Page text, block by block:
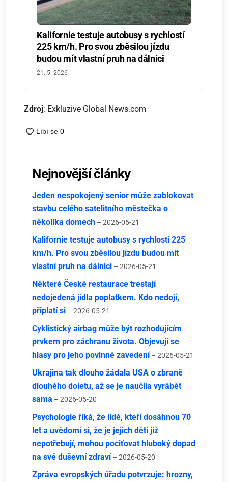
Kalifornie testuje autobusy s rychlostí
225 km/h. Pro svou zběsilou jízdu
budou mít vlastní pruh na dálnici
21. 5. 2026
Zdroj: Exkluzive Global News.com
Nejnovější články
Jeden nespokojený senior může zablokovat
stavbu celého satelitního městečka o
několika domech – 2026-05-21
Kalifornie testuje autobusy s rychlostí 225
km/h. Pro svou zběsilou jízdu budou mít
vlastní pruh na dálnici – 2026-05-21
Některé České restaurace trestají
nedojedená jídla poplatkem. Kdo nedojí,
připlatí si – 2026-05-21
Cyklistický airbag může být rozhodujícím
prvkem pro záchranu života. Objevují se
hlasy pro jeho povinné zavedení – 2026-05-21
Ukrajina tak dlouho žádala USA o zbraně
dlouhého doletu, až se je naučila vyrábět
sama – 2026-05-20
Psychologie říká, že lidé, kteří dosáhnou 70
let a uvědomí si, že je jejich děti již
nepotřebují, mohou pociťovat hluboký dopad
na své duševní zdraví – 2026-05-20
Zpráva evropských úřadů potvrzuje: hrozny,